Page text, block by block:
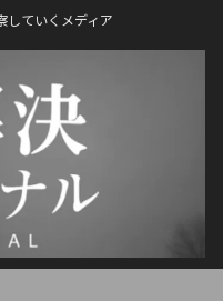
していくメディア